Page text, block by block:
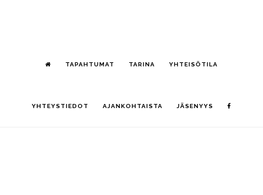
TAPAHTUMAT TARINA YHTEISÖTILA
YHTEYSTIEDOT AJANKOHTAISTA JÄSENYYS